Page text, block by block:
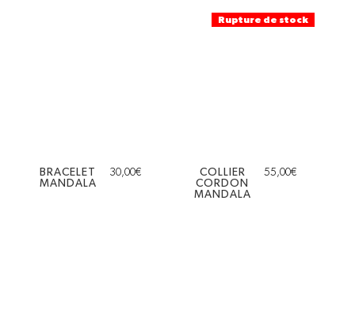
BRACELET
MANDALA
30,00€
Rupture de stock
COLLIER
CORDON
MANDALA
55,00€